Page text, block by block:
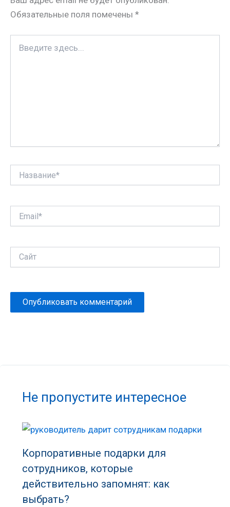
i
k
i
t
в
и
т
Обязательные поля помечены *
здесь...
Не пропустите интересное
Корпоративные подарки для
сотрудников, которые
действительно запомнят: как
выбрать?